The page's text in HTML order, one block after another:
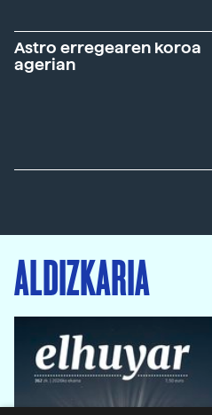
Astro erregearen koroa
agerian
ALDIZKARIA